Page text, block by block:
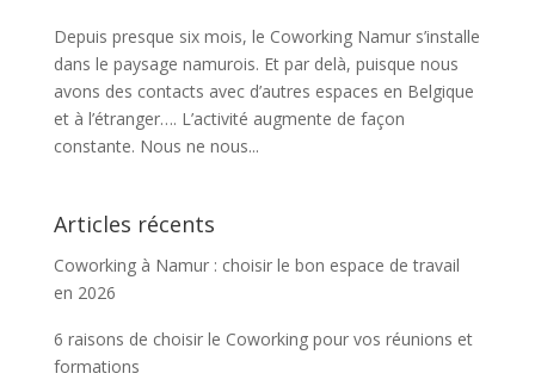
Depuis presque six mois, le Coworking Namur s’installe
dans le paysage namurois. Et par delà, puisque nous
avons des contacts avec d’autres espaces en Belgique
et à l’étranger…. L’activité augmente de façon
constante. Nous ne nous...
Articles récents
Coworking à Namur : choisir le bon espace de travail
en 2026
6 raisons de choisir le Coworking pour vos réunions et
formations